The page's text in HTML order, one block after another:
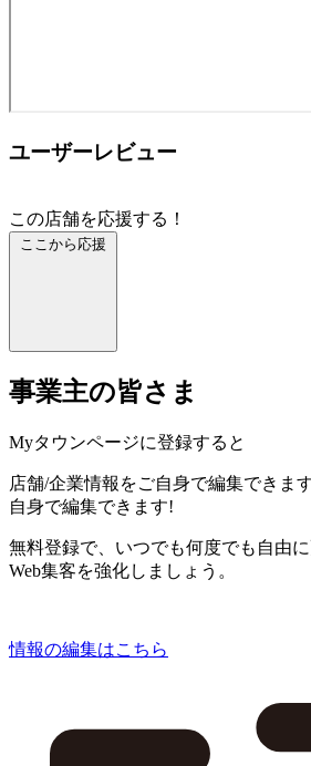
ユーザーレビュー
この店舗を応援する！
ここから応援
事業主の皆さま
Myタウンページに登録すると
店舗/企業情報をご自身で編集できま
自身で編集できます!
無料登録で、いつでも何度でも自由に
Web集客を強化しましょう。
情報の編集はこちら